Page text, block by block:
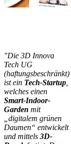
"Die 3D Innova
Tech UG
(haftungsbeschränkt)
ist ein Tech-Startup
welches einen
Smart-Indoor-
Garden mit
„digitalem grünen
Daumen“ entwickelt
und mittels 3D-